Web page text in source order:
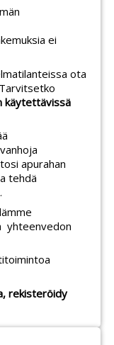
ei
ota
käytettävissä
apurahan
tehdä
yhteenvedon
rekisteröidy